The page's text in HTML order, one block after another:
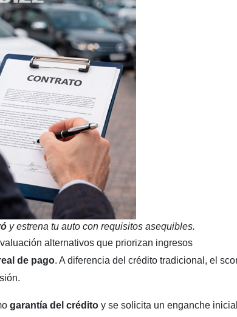
y estrena tu auto con requisitos asequibles.
alternativos que priorizan ingresos
de pago. A diferencia del crédito tradicional, el
garantía del crédito y se solicita un enganche